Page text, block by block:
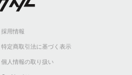
採用情報
特定商取引法に基づく表示
個人情報の取り扱い